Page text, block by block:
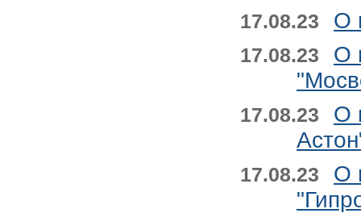
17.08.23 О
17.08.23
О
17.08.23
О
17.08.23
О